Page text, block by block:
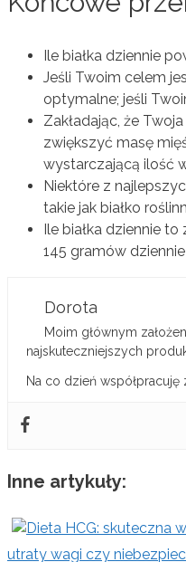
Ile białka dziennie
Jeśli Twoim celem
optymalne; jeśli
Zakładając, że
zwiększyć masę
wystarczającą ilość
Niektóre z
takie jak białko
Ile białka dziennie
145 gramów
Dorota
Moim głównym
najskuteczniejszych
Na co dzień
Inne artykuły:
utraty wagi czy